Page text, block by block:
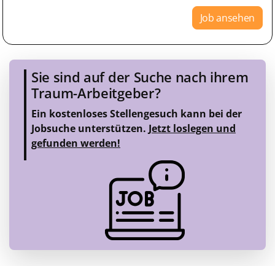
Job ansehen
Sie sind auf der Suche nach ihrem
Traum-Arbeitgeber?
Ein kostenloses Stellengesuch kann bei der
Jobsuche unterstützen. Jetzt loslegen und
gefunden werden!